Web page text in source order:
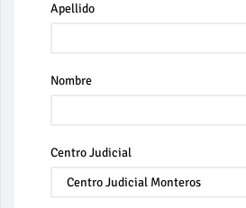
Apellido
Nombre
Centro Judicial